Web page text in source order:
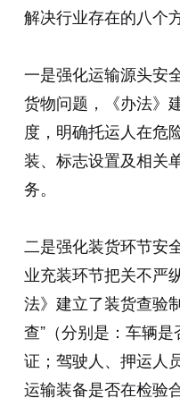
解决行业存在的八个
一是强化运输源头安
货物问题，《办法》
度，明确托运人在危
装、标志设置及相关
务。
二是强化装货环节安
业充装环节把关不严
法》建立了装货查验
查”（分别是：车辆
证；驾驶人、押运人
运输装备是否在检验